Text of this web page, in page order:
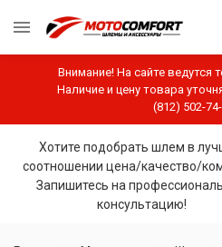
Внимание! На сайте ведутся
Наличие и цену товара
(812) 502-
Хотите подобрать шлем в
соотношении цена/качество/
Запишитесь на
консультацию!